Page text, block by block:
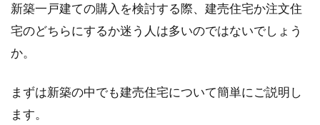
新築一戸建ての購入を検討する際、建売住宅か注文住
宅のどちらにするか迷う人は多いのではないでしょう
か。
まずは新築の中でも建売住宅について簡単にご説明し
ます。